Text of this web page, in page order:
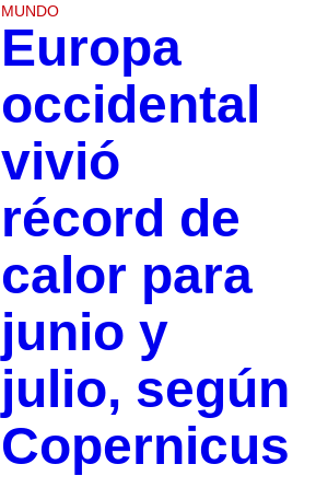
MUNDO
Europa
occidental
vivió
récord de
calor para
junio y
julio, según
Copernicus